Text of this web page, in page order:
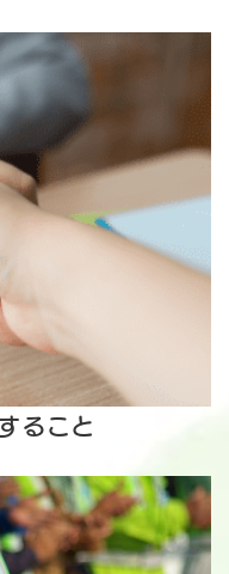
ること